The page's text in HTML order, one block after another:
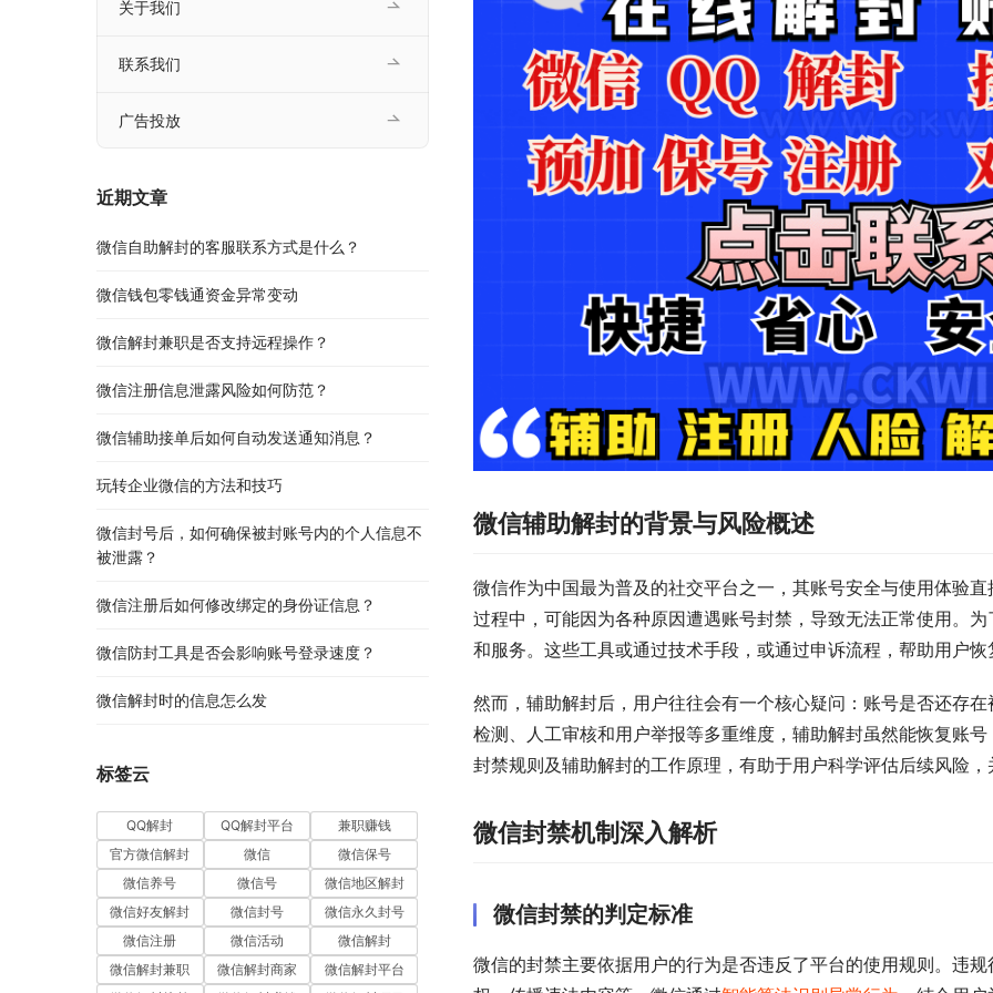
微信辅助解封的背景与风险概述
微信作为中国最为普及的社交平台之一，其账号安全与使用体验
过程中，可能因为各种原因遭遇账号封禁，导致无法正常使用。
和服务。这些工具或通过技术手段，或通过申诉流程，帮助用户
然而，辅助解封后，用户往往会有一个核心疑问：账号是否还存
检测、人工审核和用户举报等多重维度，辅助解封虽然能恢复账
封禁规则及辅助解封的工作原理，有助于用户科学评估后续风险
微信封禁机制深入解析
微信封禁的判定标准
微信的封禁主要依据用户的行为是否违反了平台的使用规则。违
关于我们
联系我们
广告投放
近期文章
微信自助解封的客服联系方式是什么？
微信钱包零钱通资金异常变动
微信解封兼职是否支持远程操作？
微信注册信息泄露风险如何防范？
微信辅助接单后如何自动发送通知消息？
玩转企业微信的方法和技巧
微信封号后，如何确保被封账号内的个人信息不
被泄露？
微信注册后如何修改绑定的身份证信息？
微信防封工具是否会影响账号登录速度？
微信解封时的信息怎么发
标签云
QQ解封 QQ解封平台
兼职赚钱
官方微信解封
微信
微信保号
微信养号
微信号
微信地区解封
微信好友解封
微信封号
微信永久封号
微信注册
微信活动
微信解封
微信解封兼职
微信解封商家
微信解封平台